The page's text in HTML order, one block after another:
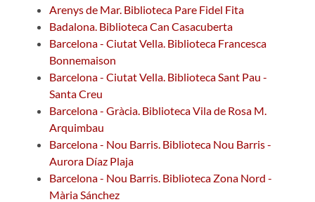
Arenys de Mar. Biblioteca Pare Fidel Fita
Badalona. Biblioteca Can Casacuberta
Barcelona - Ciutat Vella. Biblioteca Francesca
Bonnemaison
Barcelona - Ciutat Vella. Biblioteca Sant Pau -
Santa Creu
Barcelona - Gràcia. Biblioteca Vila de Rosa M.
Arquimbau
Barcelona - Nou Barris. Biblioteca Nou Barris -
Aurora Díaz Plaja
Barcelona - Nou Barris. Biblioteca Zona Nord -
Mària Sánchez